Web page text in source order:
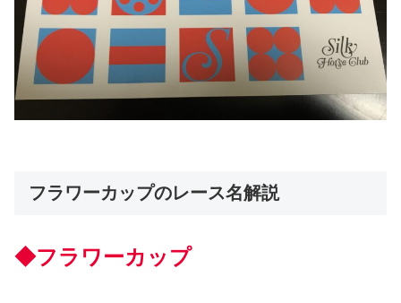
フラワーカップのレース名解説
◆フラワーカップ